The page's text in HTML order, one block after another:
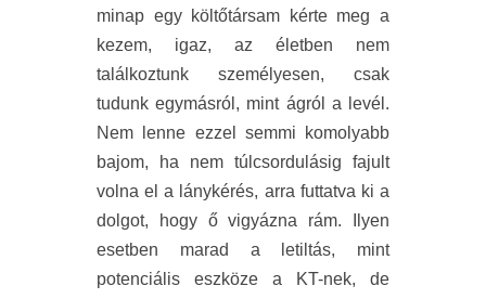
minap egy költőtársam kérte meg a
kezem, igaz, az életben nem
találkoztunk személyesen, csak
tudunk egymásról, mint ágról a levél.
Nem lenne ezzel semmi komolyabb
bajom, ha nem túlcsordulásig fajult
volna el a lánykérés, arra futtatva ki a
dolgot, hogy ő vigyázna rám. Ilyen
esetben marad a letiltás, mint
potenciális eszköze a KT-nek, de